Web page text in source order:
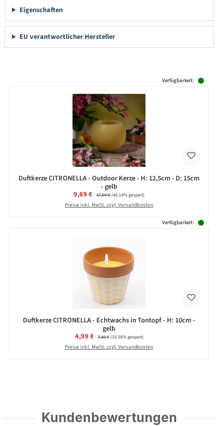
Eigenschaften
EU verantwortlicher Hersteller
Verfügbarkeit:
Duftkerze CITRONELLA - Outdoor Kerze - H: 12,5cm - D: 15cm
- gelb
Verkaufspreis:
9,69 € Regulärer Preis:
17,99 €(46.14% gespart)
Preise inkl. MwSt. zzgl. Versandkosten
Verfügbarkeit:
Duftkerze CITRONELLA - Echtwachs in Tontopf - H: 10cm -
gelb
Verkaufspreis:
4,99 € Regulärer Preis:
7,49 €(33.38% gespart)
Preise inkl. MwSt. zzgl. Versandkosten
Kundenbewertungen